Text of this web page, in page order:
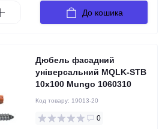
До кошика
Дюбель фасадний
універсальний MQLK-STB
10x100 Mungo 1060310
Код товару: 19013-20
0